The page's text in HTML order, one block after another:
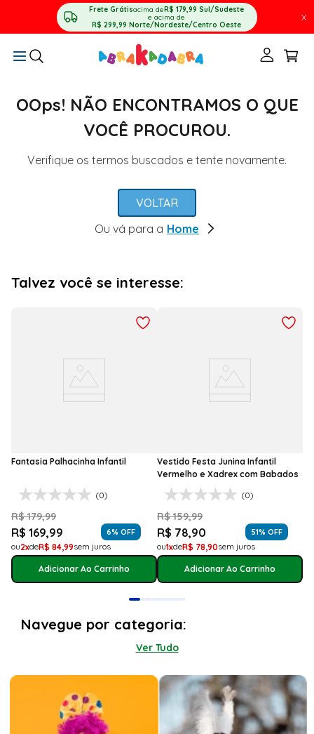
Frete Grátisacima deR$ 179,99 Sul/Sudeste
e acima de
R$ 299,99 Norte/Nordeste/Centro Oeste
X
OOps! NÃO ENCONTRAMOS O QUE
VOCÊ PROCUROU.
Verifique os termos buscados e tente novamente.
VOLTAR
Ou vá para a Home
Talvez você se interesse:
Fantasia Palhacinha Infantil
(0)
R$ 179,99
R$ 169,99 6% OFF
2 R$ 84,99
Adicionar Ao Carrinho
Vestido Festa Junina Infantil
Vermelho e Xadrex com Babados
(0)
R$ 159,99
R$ 78,90 51% OFF
1 R$ 78,90
Adicionar Ao Carrinho
Navegue por categoria:
Ver Tudo